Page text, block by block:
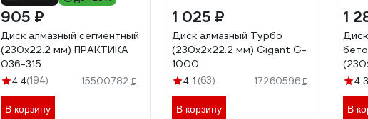
905 ₽
Диск алмазный сегментный
(230х22.2 мм) ПРАКТИКА
036-315
4.4(194) 15500782
В корзину
1 025 ₽
Диск алмазный Турбо
(230x2x22.2 мм) Gigant G-
1000
4.1 (63) 17260596
В корзину
1
4.3
В